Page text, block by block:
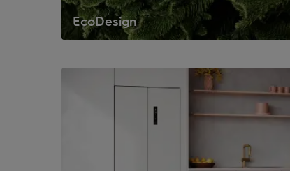
EcoDesign